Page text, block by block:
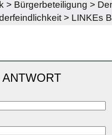
> Bürgerbeteiligung >
> LINKEs